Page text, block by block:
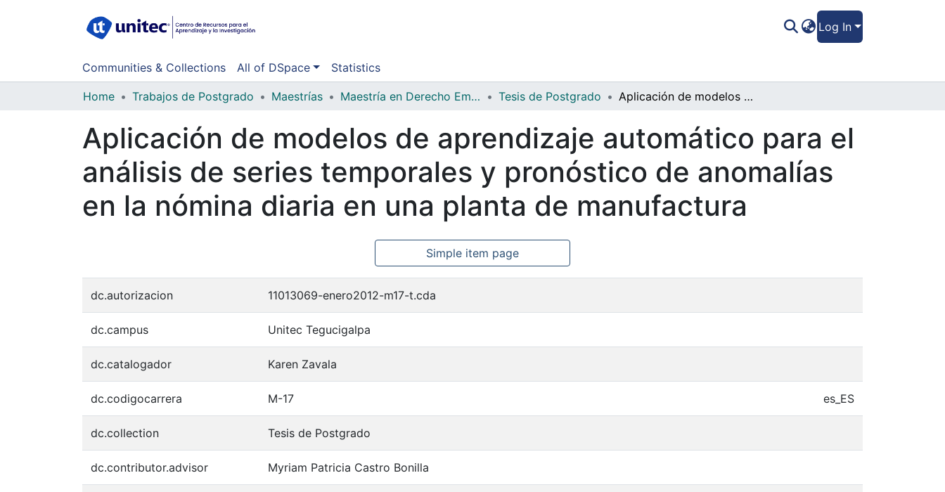
Log In
Communities & Collections All of DSpace Statistics
Home Trabajos de Postgrado Maestrías Maestría en Derecho Empresarial Tesis de Postgrado Aplicación de modelos de aprendizaje automático para el análisis de series temporales y pronóstico de anomalías en la nómina diaria en una planta de manufactura
Aplicación de modelos de aprendizaje automático para el
análisis de series temporales y pronóstico de anomalías
en la nómina diaria en una planta de manufactura
Simple item page
dc.autorizacion 11013069-enero2012-m17-t.cda
dc.campus Unitec Tegucigalpa
dc.catalogador Karen Zavala
dc.codigocarrera M-17 es_ES
dc.collection Tesis de Postgrado
dc.contributor.advisor Myriam Patricia Castro Bonilla